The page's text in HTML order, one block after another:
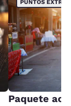
PUNTOS EXTRA
Paquete